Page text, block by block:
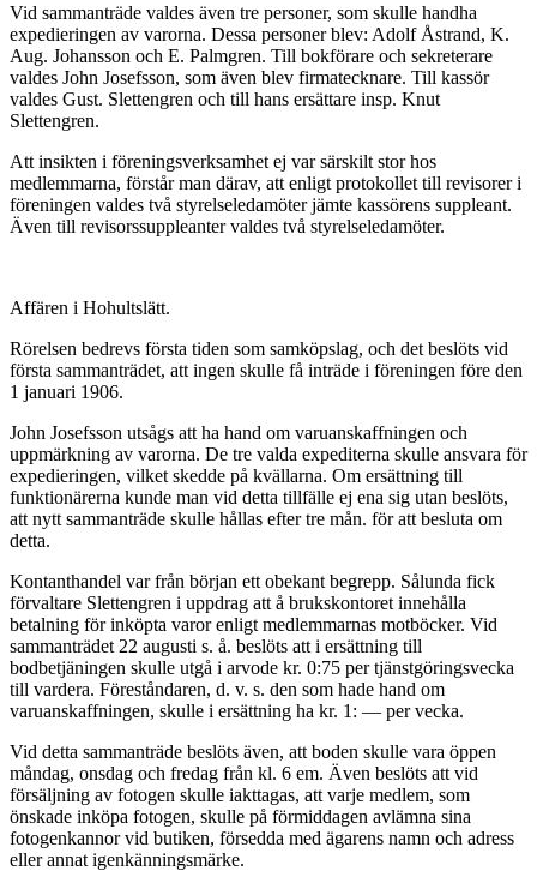
Vid sammanträde valdes även tre personer, som skulle hand­ha
expedieringen av varorna. Dessa personer blev: Adolf Åstrand, K.
Aug. Johansson och E. Palmgren. Till bokförare och sekreterare
valdes John Josefsson, som även blev firma­tecknare. Till kassör
valdes Gust. Slettengren och till hans ersättare insp. Knut
Slettengren.
Att insikten i föreningsverksamhet ej var särskilt stor hos
medlemmarna, förstår man därav, att enligt protokollet till revisorer i
föreningen valdes två styrelseledamöter jämte kassörens suppleant.
Även till revisorssuppleanter valdes två sty­relseledamöter.
Affären i Hohultslätt.
Rörelsen bedrevs första tiden som samköpslag, och det be­slöts vid
första sammanträdet, att ingen skulle få inträde i föreningen före den
1 januari 1906.
John Josefsson utsågs att ha hand om varuanskaffningen och
uppmärkning av varorna. De tre valda expediterna skulle an­svara för
expedieringen, vilket skedde på kvällarna. Om ersätt­ning till
funktionärerna kunde man vid detta tillfälle ej ena sig utan beslöts,
att nytt sammanträde skulle hållas efter tre mån. för att besluta om
detta.
Kontanthandel var från början ett obekant begrepp. Sålunda fick
förvaltare Slettengren i uppdrag att å brukskontoret innehålla
betalning för inköpta varor enligt medlemmarnas motböcker. Vid
sammanträdet 22 augusti s. å. beslöts att i ersättning till
bodbetjäningen skulle utgå i arvode kr. 0:75 per tjänstgöringsvecka
till vardera. Föreståndaren, d. v. s. den som hade hand om
varuanskaffningen, skulle i ersättning ha kr. 1: — per vecka.
Vid detta sammanträde beslöts även, att boden skulle vara öppen
måndag, onsdag och fredag från kl. 6 em. Även beslöts att vid
försäljning av fotogen skulle iakttagas, att varje medlem, som
önskade inköpa fotogen, skulle på förmiddagen avlämna sina
fotogenkannor vid butiken, försedda med ägarens namn och adress
eller annat igenkänningsmärke.